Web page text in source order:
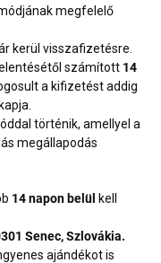
megfelelő
kerül visszafizetésre.
számított 14
a kifizetést addig
történik, amellyel a
megállapodás
14 napon belül kell
Senec, Szlovákia.
ajándékot is